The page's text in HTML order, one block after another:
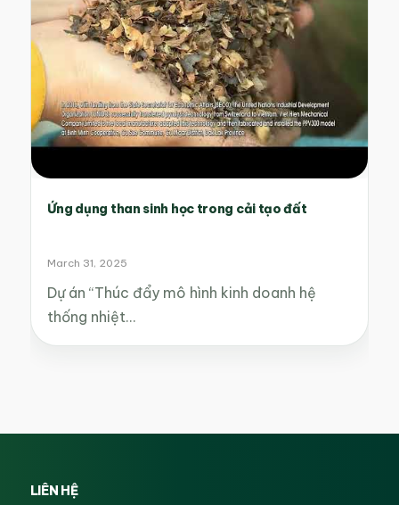
Ứng dụng than sinh học trong cải tạo đất
March 31, 2025
Dự án “Thúc đẩy mô hình kinh doanh hệ
thống nhiệt…
LIÊN HỆ